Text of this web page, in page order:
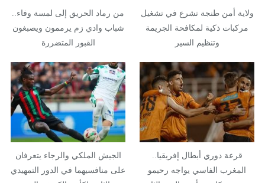
ولاية أمن طنجة تشرع في تشغيل
مركبات ذكية لمكافحة الجريمة
وتنظيم السير
من رماد الحريق إلى لمسة وفاء..
شباب وادي زم يرممون ويصبغون
القبور المتضررة
قرعة دوري أبطال إفريقيا..
المغرب الفاسي يواجه رحيمو
الجيش الملكي والرجاء يتعرفان
على منافسيهما في الدور التمهيدي